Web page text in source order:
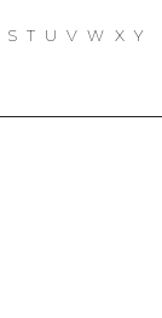
S T U V W X Y